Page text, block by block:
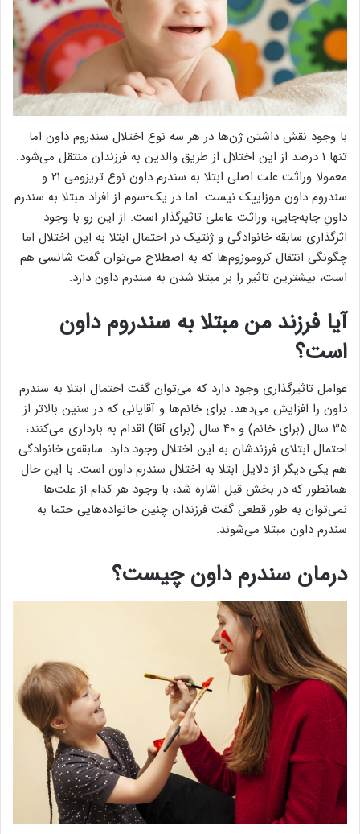
با وجود نقش داشتن ژن‌ها در هر سه نوع اختلال سندروم داون اما
تنها ۱ درصد از این اختلال از طریق والدین به فرزندان منتقل می‌شود.
معمولا وراثت علت اصلی ابتلا به سندرم داون نوع تریزومی ۲۱ و
سندروم داون موزاییک نیست. اما در یک-سوم از افراد مبتلا به سندرم
داونِ جابه‌جایی، وراثت عاملی تاثیرگذار است. از این رو با وجود
اثرگذاری سابقه خانوادگی و ژنتیک در احتمال ابتلا به این اختلال اما
چگونگی انتقال کروموزوم‌ها که به اصطلاح می‌توان گفت شانسی هم
است، بیشترین تاثیر را بر مبتلا شدن به سندرم داون دارد.
آیا فرزند من مبتلا به سندروم داون
است؟
عوامل تاثیرگذاری وجود دارد که می‌توان گفت احتمال ابتلا به سندرم
داون را افزایش می‌دهد. برای خانم‌ها و آقایانی که در سنین بالاتر از
۳۵ سال (برای خانم) و ۴۰ سال (برای آقا) اقدام به بارداری می‌کنند،
احتمال ابتلای فرزندشان به این اختلال وجود دارد. سابقه‌ی خانوادگی
هم یکی دیگر از دلایل ابتلا به اختلال سندرم داون است. با این حال
همانطور که در بخش قبل اشاره شد، با وجود هر کدام از علت‌ها
نمی‌توان به طور قطعی گفت فرزندان چنین خانواده‌هایی حتما به
سندرم داون مبتلا می‌شوند.
درمان سندرم داون چیست؟